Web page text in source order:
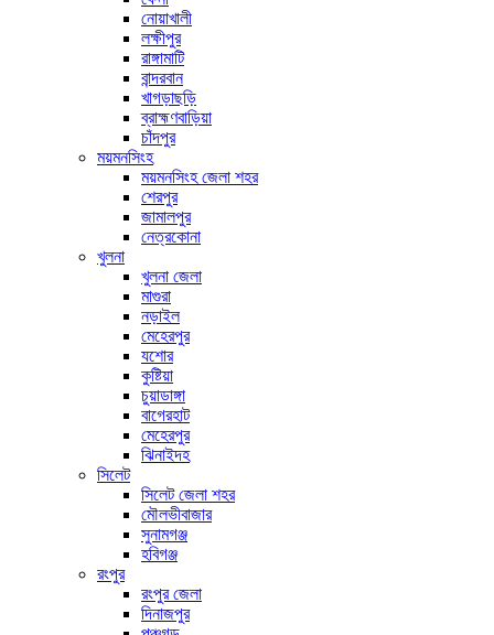
নোয়াখালী
লক্ষীপুর
রাঙ্গামাটি
বান্দরবান
খাগড়াছড়ি
ব্রাহ্মণবাড়িয়া
চাঁদপুর
ময়মনসিংহ
ময়মনসিংহ জেলা শহর
শেরপুর
জামালপুর
নেত্রকোনা
খুলনা
খুলনা জেলা
মাগুরা
নড়াইল
মেহেরপুর
যশোর
কুষ্টিয়া
চুয়াডাঙ্গা
বাগেরহাট
মেহেরপুর
ঝিনাইদহ
সিলেট
সিলেট জেলা শহর
মৌলভীবাজার
সুনামগঞ্জ
হবিগঞ্জ
রংপুর
রংপুর জেলা
দিনাজপুর